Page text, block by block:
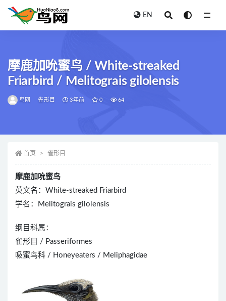
EN
摩鹿加吮蜜鸟 / White-streaked
Friarbird / Melitograis gilolensis
鸟网 雀形目 3年前 0 64
首页 雀形目
摩鹿加吮蜜鸟
英文名：White-streaked Friarbird
学名：Melitograis gilolensis
纲目科属：
雀形目 / Passeriformes
吸蜜鸟科 / Honeyeaters / Meliphagidae